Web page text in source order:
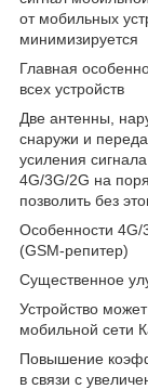
от мобильных
минимизируется
Главная
всех устройств
Две антенны,
снаружи и
усиления
4G/3G/2G на
позволить без
Особенности 4G/
(GSM-репитер)
Существенное
Устройство
мобильной сети
Повышение
в связи с